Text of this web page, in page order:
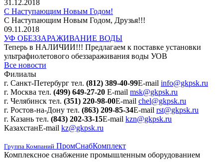
31.12.2018
С Наступающим Новым Годом!
С Наступающим Новым Годом, Друзья!!!
09.11.2018
УФ ОБЕЗЗАРАЖИВАНИЕ ВОДЫ
Теперь в НАЛИЧИИ!!! Предлагаем к поставке установки
ультрафиолетового обеззараживания воды УОВ
Все новости
Филиалы
г. Санкт-Петербург тел. (812) 389-40-99E-mail info@gkpsk.ru
г. Москва тел. (499) 649-27-20 E-mail msk@gkpsk.ru
г. Челябинск тел. (351) 220-98-00E-mail chel@gkpsk.ru
г. Ростов-на-Дону тел. (863) 209-85-34E-mail rst@gkpsk.ru
г. Казань тел. (843) 202-33-15E-mail kzn@gkpsk.ru
КазахстанE-mail kz@gkpsk.ru
Группа Компаний ПромСнабКомплект
Комплексное снабжение промышленным оборудованием